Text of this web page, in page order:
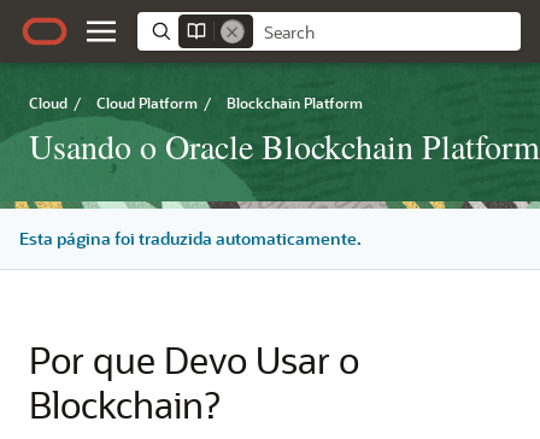
Cloud / Cloud Platform / Blockchain Platform
Usando o Oracle Blockchain Platform
Esta página foi traduzida automaticamente.
Por que Devo Usar o
Blockchain?